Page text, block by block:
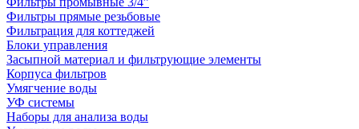
Фильтры прямые резьбовые
Фильтрация для коттеджей
Блоки управления
Засыпной материал и фильтрующие элементы
Корпуса фильтров
Умягчение воды
УФ системы
Наборы для анализа воды